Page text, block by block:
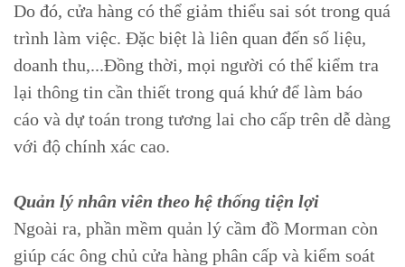
Do đó, cửa hàng có thể giảm thiểu sai sót trong quá
trình làm việc. Đặc biệt là liên quan đến số liệu,
doanh thu,...Đồng thời, mọi người có thể kiểm tra
lại thông tin cần thiết trong quá khứ để làm báo
cáo và dự toán trong tương lai cho cấp trên dễ dàng
với độ chính xác cao.
Quản lý nhân viên theo hệ thống tiện lợi
Ngoài ra, phần mềm quản lý cầm đồ Morman còn
giúp các ông chủ cửa hàng phân cấp và kiểm soát